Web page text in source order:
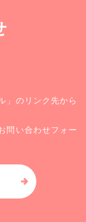
」のリンク先から
問い合わせフォー